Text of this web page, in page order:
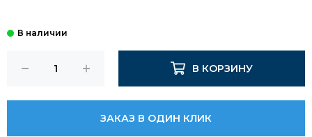
В КОРЗИНУ
ЗАКАЗ В ОДИН КЛИК